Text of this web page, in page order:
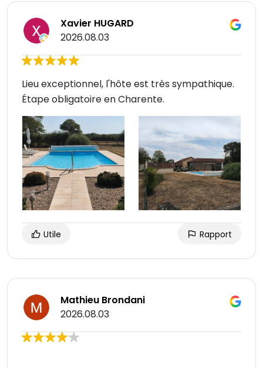
Xavier HUGARD
2026.08.03
Lieu exceptionnel, l'hôte est très sympathique.
Étape obligatoire en Charente.
Utile Rapport
Mathieu Brondani
2026.08.03